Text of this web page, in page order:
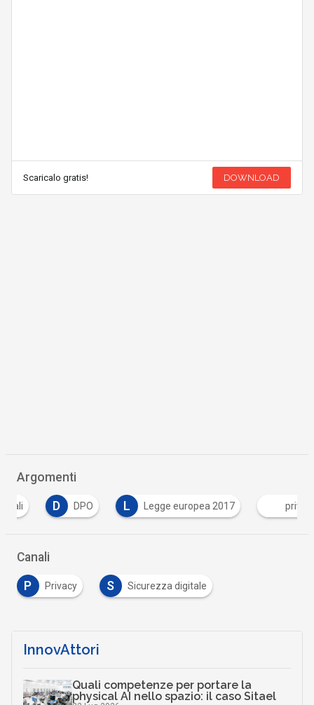
Scaricalo gratis! DOWNLOAD
Argomenti
D DPO L Legge europea 2017 privacy
Canali
P Privacy S Sicurezza digitale
InnovAttori
Quali competenze per portare la
physical AI nello spazio: il caso Sitael